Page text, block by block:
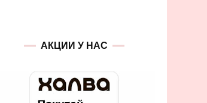
АКЦИИ У НАС